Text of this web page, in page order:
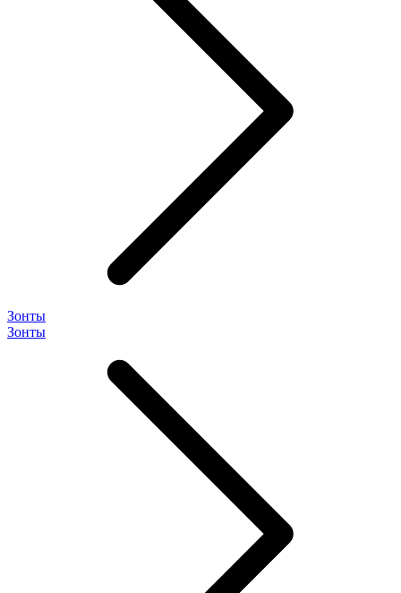
Зонты
Зонты